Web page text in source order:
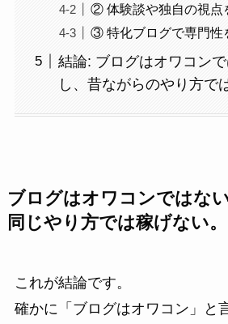
② 体験談や独自の視点
③ 特化ブログで専門性
結論: ブログはオワコン
し、昔ながらのやり方で
ブログはオワコンではな
同じやり方では稼げない。
これが結論です。
確かに「ブログはオワコン」と